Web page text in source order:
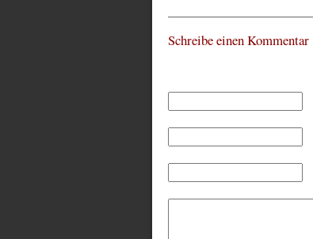
Schreibe einen Kommentar